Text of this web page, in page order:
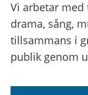
Vi arbetar med
drama, sång,
tillsammans i
publik genom